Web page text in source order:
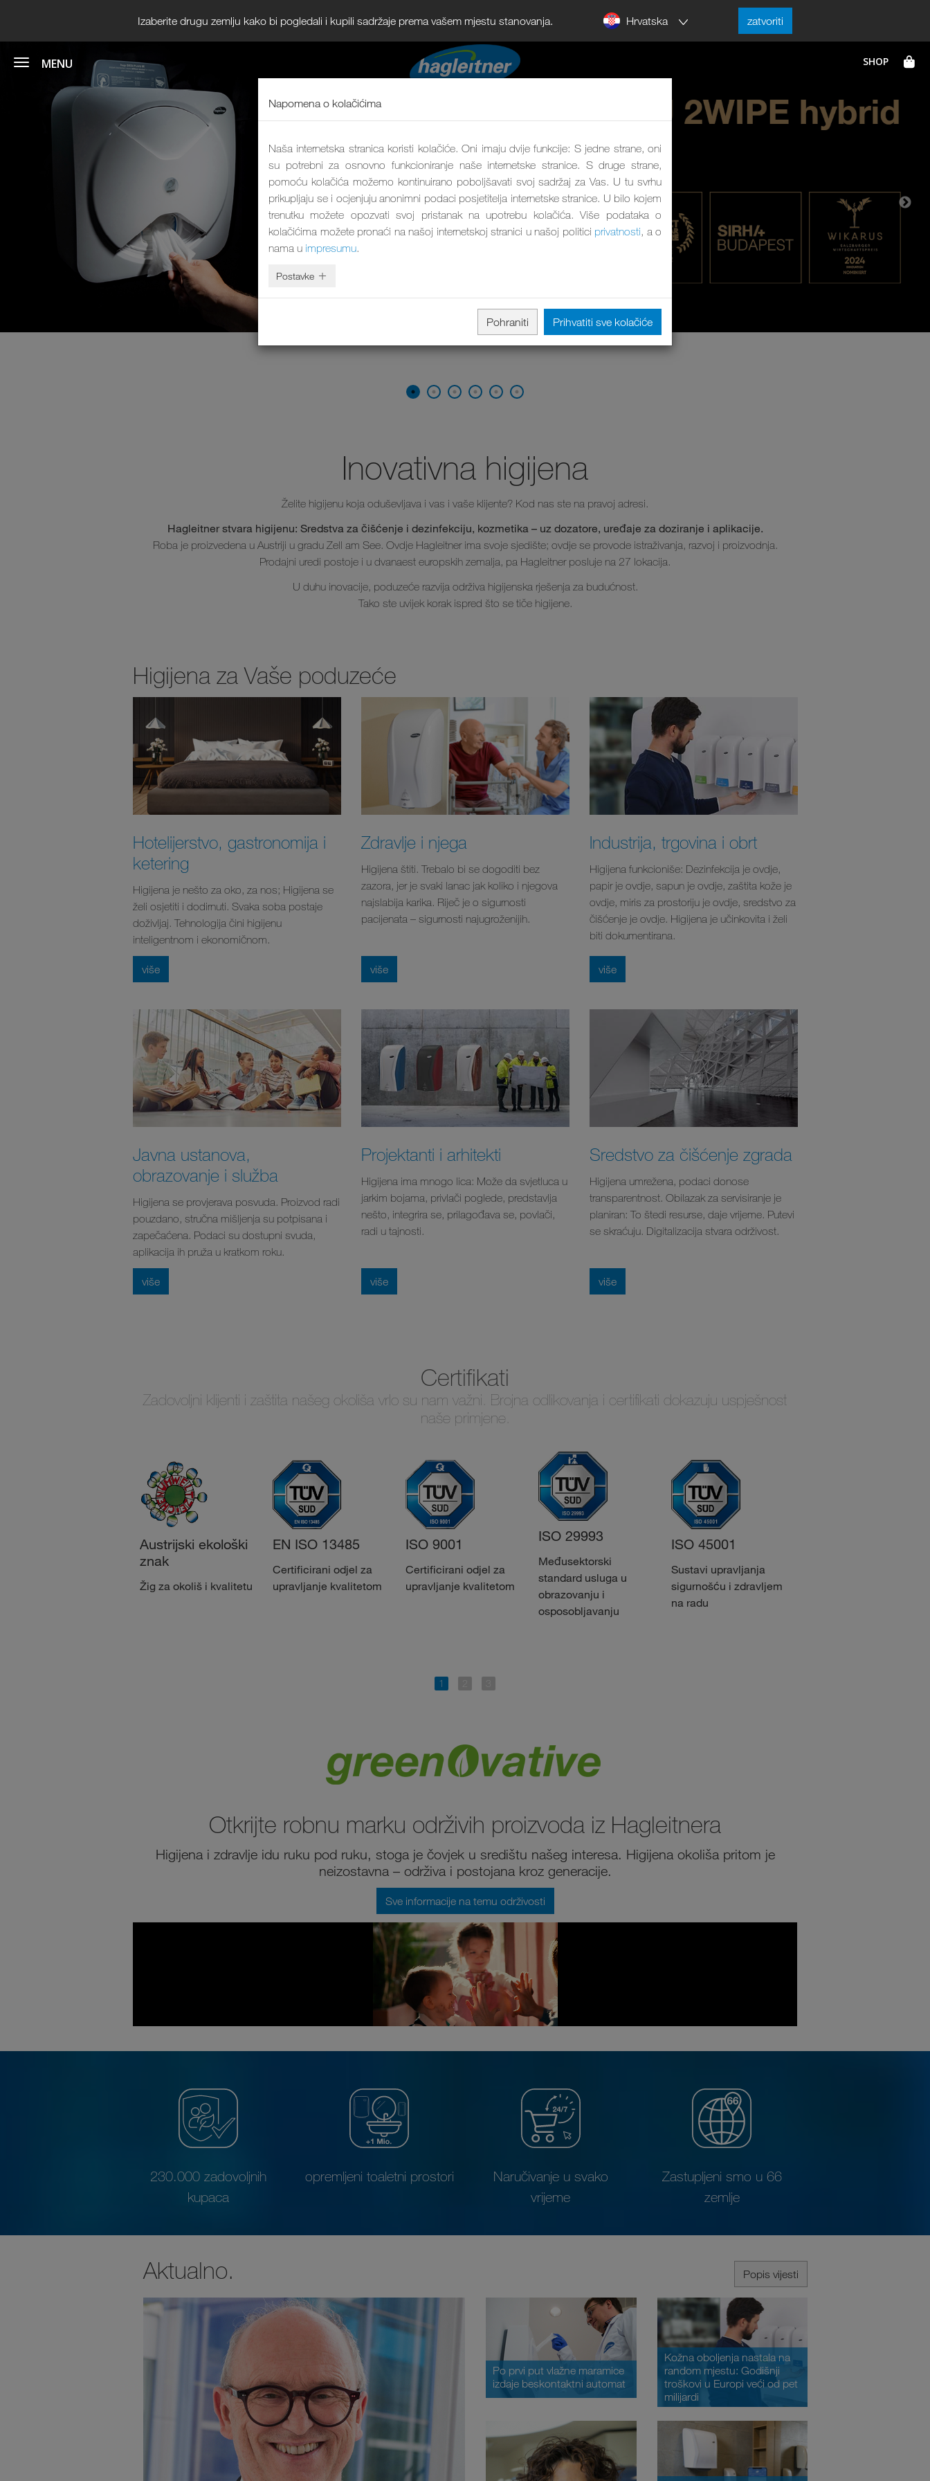
Izaberite drugu zemlju kako bi pogledali i kupili sadržaje prema vašem mjestu stanovanja. Hrvatska zatvoriti
Inovativna higijena
Želite higijenu koja oduševljava i vas i vaše klijente? Kod nas ste na pravoj adresi.
Hagleitner stvara higijenu: Sredstva za čišćenje i dezinfekciju, kozmetika – uz dozatore, uređaje za doziranje i aplikacije.
Roba je proizvedena u Austriji u gradu Zell am See. Ovdje Hagleitner ima svoje sjedište; ovdje se provode istraživanja, razvoj i proizvodnja.
Prodajni uredi postoje i u dvanaest europskih zemalja, pa Hagleitner posluje na 27 lokacija.
U duhu inovacije, poduzeće razvija održiva higijenska rješenja za budućnost.
Tako ste uvijek korak ispred što se tiče higijene.
Higijena za Vaše poduzeće
Hotelijerstvo, gastronomija i
ketering
Higijena je nešto za oko, za nos; Higijena se
želi osjetiti i dodirnuti. Svaka soba postaje
doživljaj. Tehnologija čini higijenu
inteligentnom i ekonomičnom.
više
Zdravlje i njega
Higijena štiti. Trebalo bi se dogoditi bez
zazora, jer je svaki lanac jak koliko i njegova
najslabija karika. Riječ je o sigurnosti
pacijenata – sigurnosti najugroženijih.
više
Industrija, trgovina i obrt
Higijena funkcioniše: Dezinfekcija je ovdje,
papir je ovdje, sapun je ovdje, zaštita kože je
ovdje, miris za prostoriju je ovdje, sredstvo za
čišćenje je ovdje. Higijena je učinkovita i želi
biti dokumentirana.
više
Javna ustanova,
obrazovanje i služba
Higijena se provjerava posvuda. Proizvod radi
pouzdano, stručna mišljenja su potpisana i
zapečaćena. Podaci su dostupni svuda,
aplikacija ih pruža u kratkom roku.
više
Projektanti i arhitekti
Higijena ima mnogo lica: Može da svjetluca u
jarkim bojama, privlači poglede, predstavlja
nešto, integrira se, prilagođava se, povlači,
radi u tajnosti.
više
Sredstvo za čišćenje zgrada
Higijena umrežena, podaci donose
transparentnost. Obilazak za servisiranje je
planiran: To štedi resurse, daje vrijeme. Putevi
se skraćuju. Digitalizacija stvara održivost.
više
Certifikati
Zadovoljni klijenti i zaštita našeg okoliša vrlo su nam važni. Brojna odlikovanja i certifikati dokazuju uspješnost
naše primjene.
Austrijski ekološki
znak
Žig za okoliš i kvalitetu
EN ISO 13485
Certificirani odjel za
upravljanje kvalitetom
ISO 9001
Certificirani odjel za
upravljanje kvalitetom
ISO 29993
Međusektorski
standard usluga u
obrazovanju i
osposobljavanju
ISO 45001
Sustavi upravljanja
sigurnošću i zdravljem
na radu
Otkrijte robnu marku održivih proizvoda iz Hagleitnera
Higijena i zdravlje idu ruku pod ruku, stoga je čovjek u središtu našeg interesa. Higijena okoliša pritom je
neizostavna – održiva i postojana kroz generacije.
Sve informacije na temu održivosti
230.000 zadovoljnih
kupaca
opremljeni toaletni prostori
Naručivanje u svako
vrijeme
Zastupljeni smo u 66
zemlje
Popis vijesti
Aktualno.
Po prvi put vlažne maramice
izdaje beskontaktni automat
Kožna oboljenja nastala na
random mjestu: Godišnji
troškovi u Europi veći od pet
milijardi
Napomena o kolačićima
Naša internetska stranica koristi kolačiće. Oni imaju dvije funkcije: S jedne strane, oni
su potrebni za osnovno funkcioniranje naše internetske stranice. S druge strane,
pomoću kolačića možemo kontinuirano poboljšavati svoj sadržaj za Vas. U tu svrhu
prikupljaju se i ocjenjuju anonimni podaci posjetitelja internetske stranice. U bilo kojem
trenutku možete opozvati svoj pristanak na upotrebu kolačića. Više podataka o
kolačićima možete pronaći na našoj internetskoj stranici u našoj politici privatnosti, a o
nama u impresumu.
Postavke
Pohraniti Prihvatiti sve kolačiće